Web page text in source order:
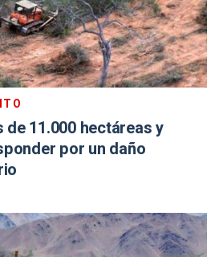
11.000 hectáreas y
por un daño